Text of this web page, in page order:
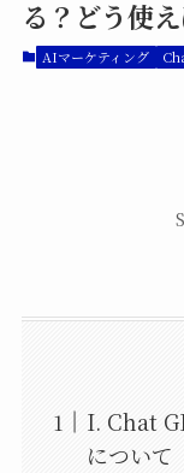
る？どう使
AIマーケティング
I. Chat
について